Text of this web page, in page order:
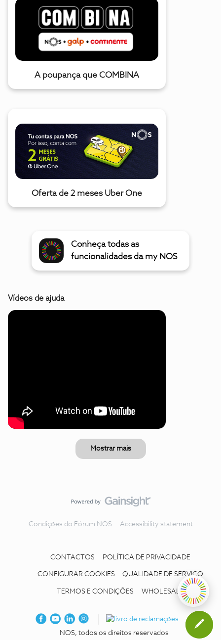
A poupança que COMBINA
Oferta de 2 meses Uber One
Conheça todas as
funcionalidades da my NOS
Vídeos de ajuda
Mostrar mais
Condições do Fórum NOS Accessibility statement
CONTACTOS POLÍTICA DE PRIVACIDADE
CONFIGURAR COOKIES QUALIDADE DE SERVIÇO
TERMOS E CONDIÇÕES WHOLESALE
NOS, todos os direitos reservados